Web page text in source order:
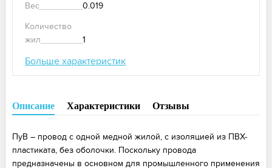
Вес
0.019
Количество
жил
1
Больше характеристик
Описание Характеристики Отзывы
ПуВ – провод с одной медной жилой, с изоляцией из ПВХ-
пластиката, без оболочки. Поскольку провода
предназначены в основном для промышленного применения